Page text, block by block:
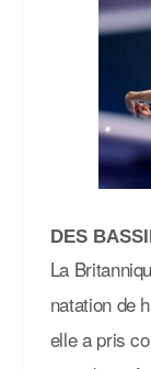
DES
La
natation de
elle a pris